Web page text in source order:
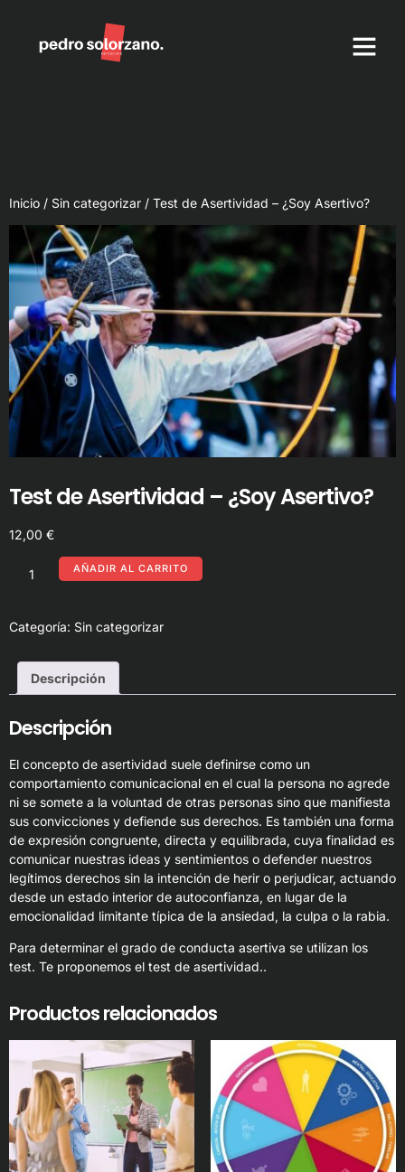
Inicio / Sin categorizar / Test de Asertividad – ¿Soy Asertivo?
Test de Asertividad – ¿Soy Asertivo?
12,00 €
AÑADIR AL CARRITO
Categoría: Sin categorizar
Descripción
Descripción
El concepto de asertividad suele definirse como un
comportamiento comunicacional en el cual la persona no agrede
ni se somete a la voluntad de otras personas sino que manifiesta
sus convicciones y defiende sus derechos. Es también una forma
de expresión congruente, directa y equilibrada, cuya finalidad es
comunicar nuestras ideas y sentimientos o defender nuestros
legítimos derechos sin la intención de herir o perjudicar, actuando
desde un estado interior de autoconfianza, en lugar de la
emocionalidad limitante típica de la ansiedad, la culpa o la rabia.
Para determinar el grado de conducta asertiva se utilizan los
test. Te proponemos el test de asertividad..
Productos relacionados